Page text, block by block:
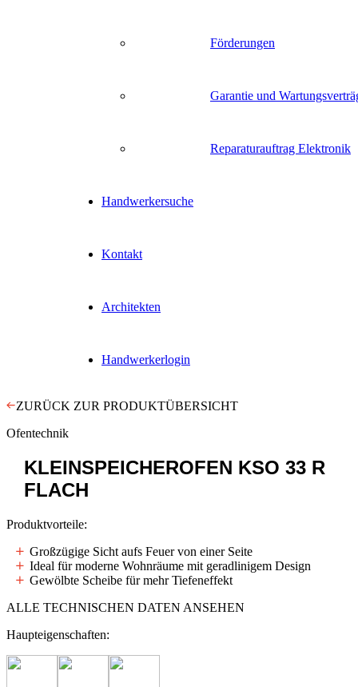
Förderungen
Garantie und
Reparaturauftrag Elektronik
Handwerkersuche
Kontakt
Architekten
Handwerkerlogin
ZURÜCK ZUR PRODUKTÜBERSICHT
Ofentechnik
KLEINSPEICHEROFEN KSO 33 R
FLACH
Produktvorteile:
Großzügige Sicht aufs Feuer von einer Seite
Ideal für moderne Wohnräume mit geradlinigem Design
Gewölbte Scheibe für mehr Tiefeneffekt
ALLE TECHNISCHEN DATEN ANSEHEN
Haupteigenschaften: